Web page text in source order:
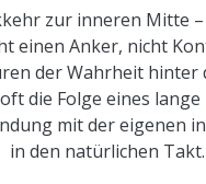
zur inneren Mitte
einen Anker, nicht
der Wahrheit
die Folge eines
mit der eigenen
in den natürlichen Takt.